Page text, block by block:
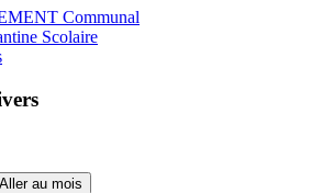
Communal
Scolaire
Aller au mois